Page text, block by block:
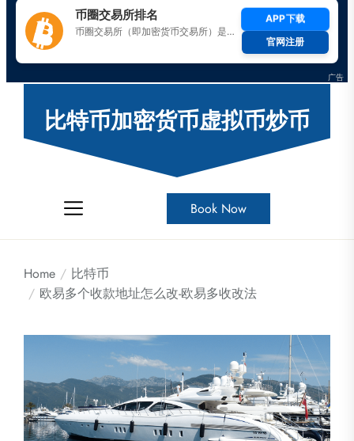
比特币加密货币虚拟币炒币
Book Now
Home
比特币
欧易多个收款地址怎么改-欧易多收改法